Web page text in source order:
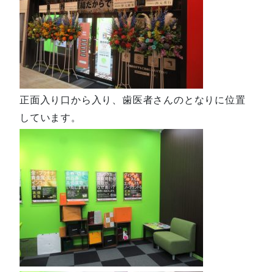
正面入り口から入り、歯医者さんのとなりに位置
しています。